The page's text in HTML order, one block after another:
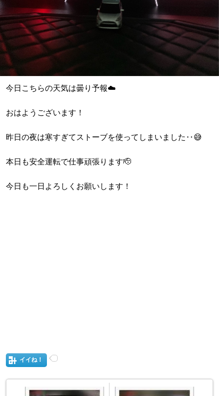
今日こちらの天気は曇り予報☁️
おはようございます！
昨日の夜は寒すぎてストーブを使ってしまいました‥😅
本日も安全運転で仕事頑張ります🫡
今日も一日よろしくお願いします！
イイね！